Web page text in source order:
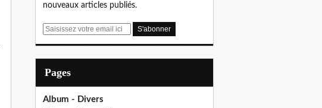
nouveaux articles publiés.
E
Pages
Album - Divers